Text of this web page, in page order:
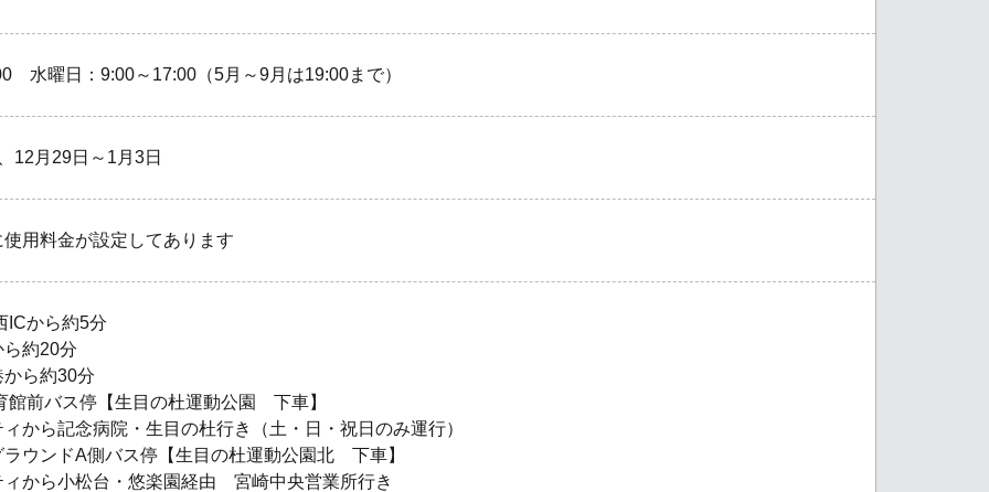
水曜日：9:00～17:00（5月～9月は19:00まで）
12月29日～1月3日
用料金が設定してあります
ICから約5分
約20分
ら約30分
館前バス停【生目の杜運動公園 下車】
から記念病院・生目の杜行き（土・日・祝日のみ運行）
ラウンドA側バス停【生目の杜運動公園北 下車】
ィから小松台・悠楽園経由 宮崎中央営業所行き